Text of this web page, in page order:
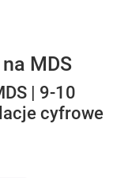
MDS
| 9-10
cyfrowe